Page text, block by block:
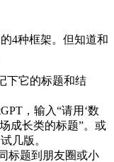
4种框架。但知道和
下它的标题和结
，输入“请用‘数
成长类的标题”。或
几版。
标题到朋友圈或小